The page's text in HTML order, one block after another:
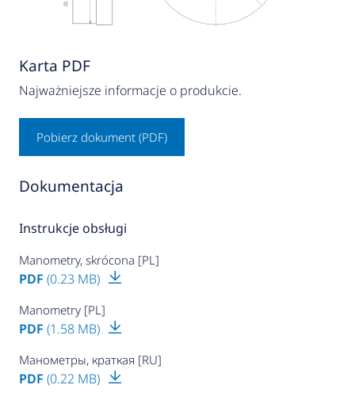
Karta PDF
Najważniejsze informacje o produkcie.
Pobierz dokument (PDF)
Dokumentacja
Instrukcje obsługi
Manometry, skrócona [PL]
PDF (0.23 MB)
Manometry [PL]
PDF (1.58 MB)
Манометры, краткая [RU]
PDF (0.22 MB)